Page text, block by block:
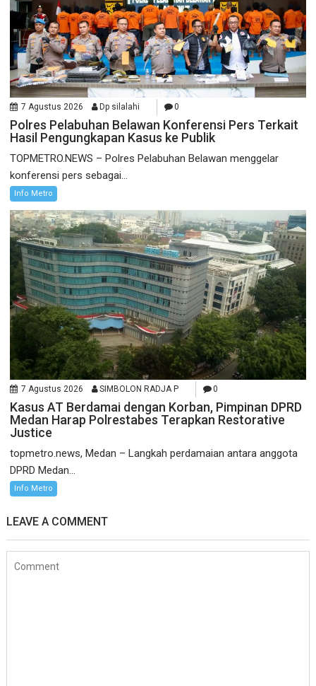
7 Agustus 2026 Dp silalahi 0
Polres Pelabuhan Belawan Konferensi Pers Terkait
Hasil Pengungkapan Kasus ke Publik
TOPMETRO.NEWS – Polres Pelabuhan Belawan menggelar
konferensi pers sebagai...
Info Metro
7 Agustus 2026 SIMBOLON RADJA P 0
Kasus AT Berdamai dengan Korban, Pimpinan DPRD
Medan Harap Polrestabes Terapkan Restorative
Justice
topmetro.news, Medan – Langkah perdamaian antara anggota
DPRD Medan...
Info Metro
LEAVE A COMMENT